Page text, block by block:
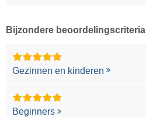
Bijzondere beoordelingscriteria
Gezinnen en kinderen
Beginners